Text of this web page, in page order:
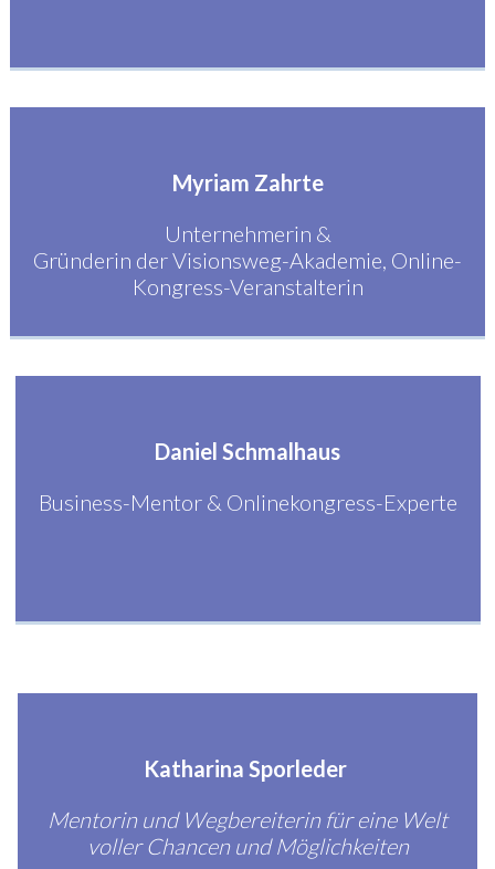
Myriam Zahrte
Unternehmerin &
Gründerin der Visionsweg-Akademie, Online-
Kongress-Veranstalterin
Daniel Schmalhaus
Business-Mentor & Onlinekongress-Experte
Katharina Sporleder
Mentorin und Wegbereiterin für eine Welt
voller Chancen und Möglichkeiten